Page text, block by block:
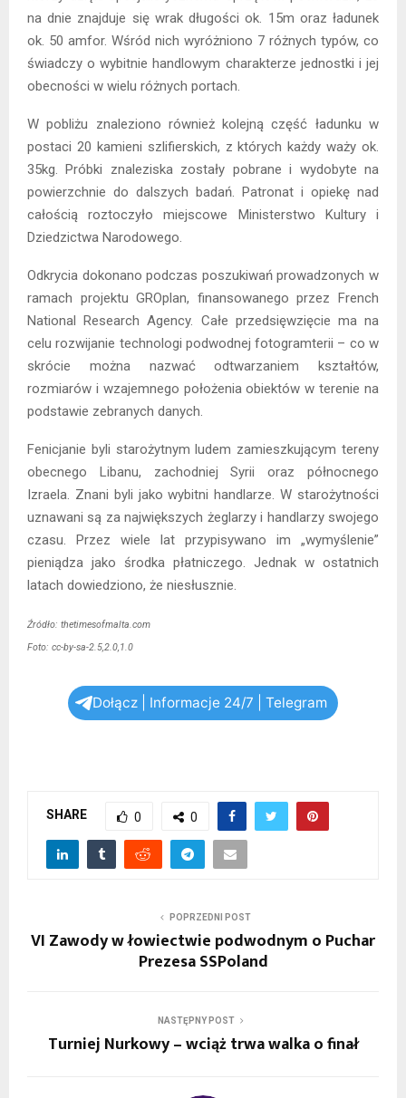
na dnie znajduje się wrak długości ok. 15m oraz ładunek
ok. 50 amfor. Wśród nich wyróżniono 7 różnych typów, co
świadczy o wybitnie handlowym charakterze jednostki i jej
obecności w wielu różnych portach.
W pobliżu znaleziono również kolejną część ładunku w
postaci 20 kamieni szlifierskich, z których każdy waży ok.
35kg. Próbki znaleziska zostały pobrane i wydobyte na
powierzchnie do dalszych badań. Patronat i opiekę nad
całością roztoczyło miejscowe Ministerstwo Kultury i
Dziedzictwa Narodowego.
Odkrycia dokonano podczas poszukiwań prowadzonych w
ramach projektu GROplan, finansowanego przez French
National Research Agency. Całe przedsięwzięcie ma na
celu rozwijanie technologi podwodnej fotogramterii – co w
skrócie można nazwać odtwarzaniem kształtów,
rozmiarów i wzajemnego położenia obiektów w terenie na
podstawie zebranych danych.
Fenicjanie byli starożytnym ludem zamieszkującym tereny
obecnego Libanu, zachodniej Syrii oraz północnego
Izraela. Znani byli jako wybitni handlarze. W starożytności
uznawani są za największych żeglarzy i handlarzy swojego
czasu. Przez wiele lat przypisywano im „wymyślenie”
pieniądza jako środka płatniczego. Jednak w ostatnich
latach dowiedziono, że niesłusznie.
Źródło: thetimesofmalta.com
Foto: cc-by-sa-2.5,2.0,1.0
Dołącz | Informacje 24/7 | Telegram
SHARE 0 0
POPRZEDNI POST
VI Zawody w łowiectwie podwodnym o Puchar
Prezesa SSPoland
NASTĘPNY POST
Turniej Nurkowy – wciąż trwa walka o finał